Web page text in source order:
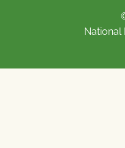
National